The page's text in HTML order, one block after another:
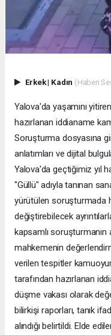
Erkek| Kadın (Haberi
Yalova'da yaşamını
hazırlanan iddianame
Soruşturma dosyasına
anlatımları ve dijital
Yalova'da geçtiğimiz yıl
"Güllü" adıyla tanınan
yürütülen soruşturmada
değiştirebilecek
kapsamlı
mahkemenin
verilen tespitler
tarafından hazırlanan
düşme vakası olarak
bilirkişi raporları, tanık
alındığı belirtildi. Elde